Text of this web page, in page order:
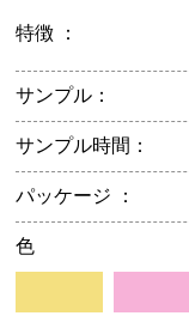
特徴 ：
サンプル：
サンプル時間：
パッケージ ：
色